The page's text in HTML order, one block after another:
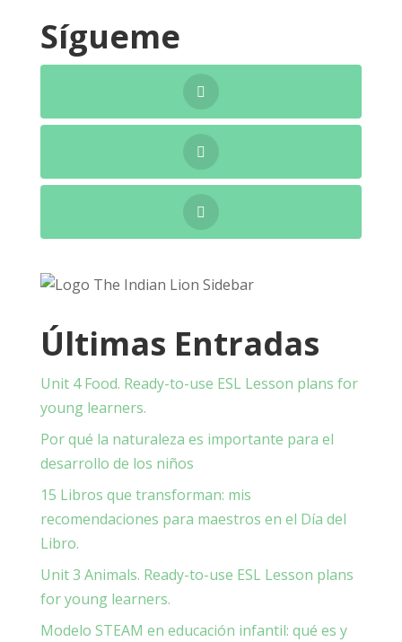
Sígueme
Últimas Entradas
Unit 4 Food. Ready-to-use ESL Lesson plans for
young learners.
Por qué la naturaleza es importante para el
desarrollo de los niños
15 Libros que transforman: mis
recomendaciones para maestros en el Día del
Libro.
Unit 3 Animals. Ready-to-use ESL Lesson plans
for young learners.
Modelo STEAM en educación infantil: qué es y